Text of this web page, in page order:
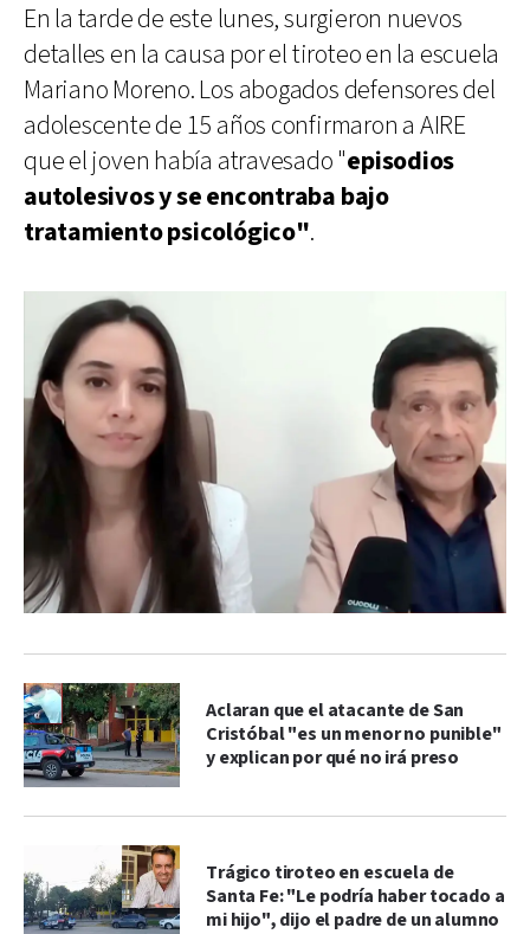
En la tarde de este lunes, surgieron nuevos
detalles en la causa por el tiroteo en la escuela
Mariano Moreno. Los abogados defensores del
adolescente de 15 años confirmaron a AIRE
que el joven había atravesado "episodios
autolesivos y se encontraba bajo
tratamiento psicológico".
Aclaran que el atacante de San
Cristóbal "es un menor no punible"
y explican por qué no irá preso
Trágico tiroteo en escuela de
Santa Fe: "Le podría haber tocado a
mi hijo", dijo el padre de un alumno